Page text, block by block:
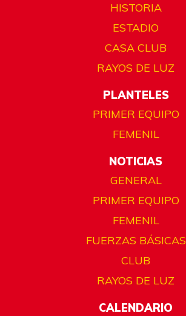
HISTORIA
ESTADIO
CASA CLUB
RAYOS DE LUZ
PLANTELES
PRIMER EQUIPO
FEMENIL
NOTICIAS
GENERAL
PRIMER EQUIPO
FEMENIL
FUERZAS BÁSICAS
CLUB
RAYOS DE LUZ
CALENDARIO